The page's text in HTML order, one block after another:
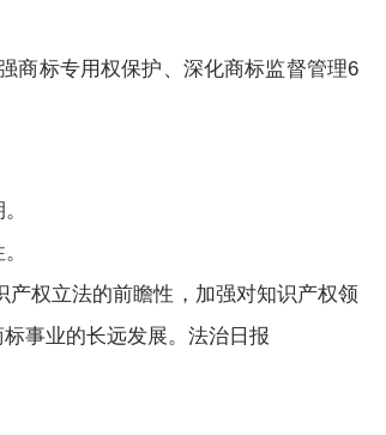
标专用权保护、深化商标监督管理6
权立法的前瞻性，加强对知识产权领
事业的长远发展。法治日报